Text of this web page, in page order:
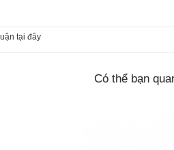
tại đây
Có thể bạn